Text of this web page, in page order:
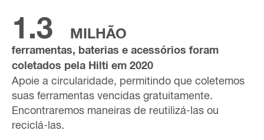
1.3 MILHÃO
ferramentas, baterias e acessórios foram
coletados pela Hilti em 2020
Apoie a circularidade, permitindo que coletemos
suas ferramentas vencidas gratuitamente.
Encontraremos maneiras de reutilizá-las ou
reciclá-las.